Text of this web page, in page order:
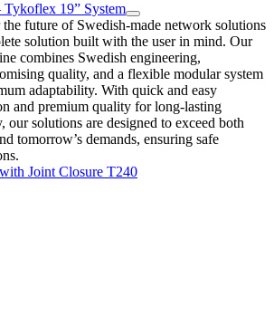
19” System
future of Swedish-made network solutions
solution built with the user in mind. Our
combines Swedish engineering,
quality, and a flexible modular system
adaptability. With quick and easy
and premium quality for long-lasting
our solutions are designed to exceed both
tomorrow’s demands, ensuring safe
Joint Closure T240